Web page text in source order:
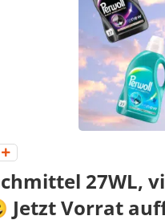
27WL,
Jetzt Vorrat